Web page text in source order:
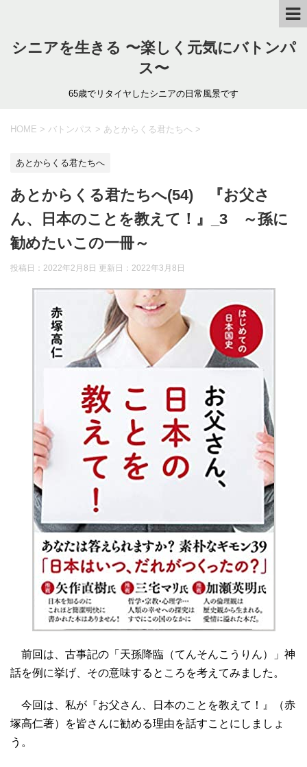
シニアを生きる 〜楽しく元気にバトンパ
ス〜
65歳でリタイヤしたシニアの日常風景です
HOME > バトンパス > あとからくる君たちへ >
あとからくる君たちへ
あとからくる君たちへ(54) 『お父さ
ん、日本のことを教えて！』_3 ～孫に
勧めたいこの一冊～
投稿日：2022年2月8日 更新日： 2022年3月8日
前回は、古事記の「天孫降臨（てんそんこうりん）」神
話を例に挙げ、その意味するところを考えてみました。
今回は、私が『お父さん、日本のことを教えて！』（赤
塚高仁著）を皆さんに勧める理由を話すことにしましょ
う。